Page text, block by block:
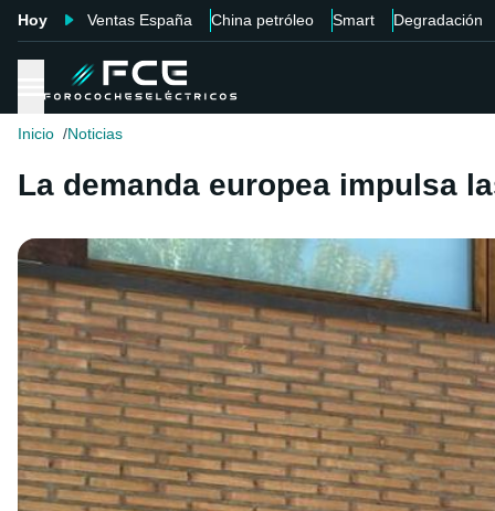
Hoy Ventas España China petróleo Smart Degradación
Inicio Noticias
La demanda europea impulsa